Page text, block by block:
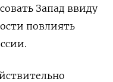
Запад ввиду
повлиять